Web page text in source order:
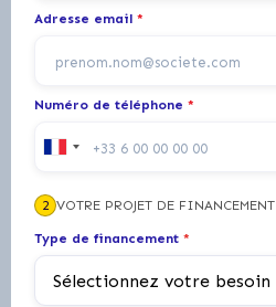
Adresse email *
Numéro de téléphone *
2 VOTRE PROJET DE FINANCEMENT
Type de financement *